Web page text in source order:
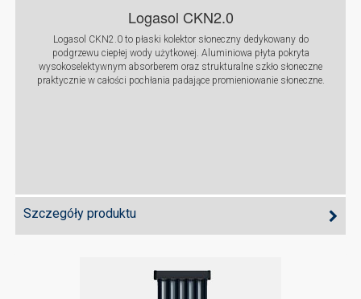
Logasol CKN2.0
Logasol CKN2.0 to płaski kolektor słoneczny dedykowany do
podgrzewu ciepłej wody użytkowej. Aluminiowa płyta pokryta
wysokoselektywnym absorberem oraz strukturalne szkło słoneczne
praktycznie w całości pochłania padające promieniowanie słoneczne.
Szczegóły produktu